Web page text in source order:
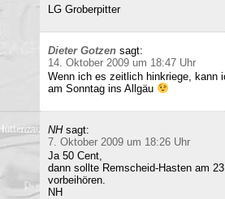
LG Groberpitter
Dieter Gotzen sagt:
14. Oktober 2009 um 18:47 Uhr
Wenn ich es zeitlich hinkriege, kann
am Sonntag ins Allgäu
NH sagt:
7. Oktober 2009 um 18:26 Uhr
Ja 50 Cent,
dann sollte Remscheid-Hasten am
vorbeihören.
NH